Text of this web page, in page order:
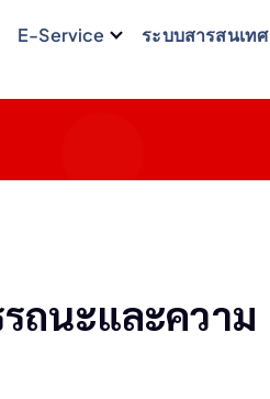
E-Service ระบบสารสนเทศ
ถนะและความ